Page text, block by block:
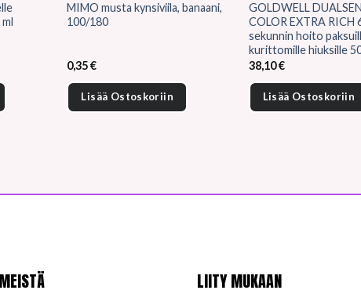
MIMO musta kynsiviila, banaani,
100/180
0,35€
Lisää Ostoskoriin
GOLDWELL
COLOR EXTRA RICH
sekunnin hoito
kurittomille hiuksille
38,10€
Lisää Ostoskoriin
LIITY MUKAAN